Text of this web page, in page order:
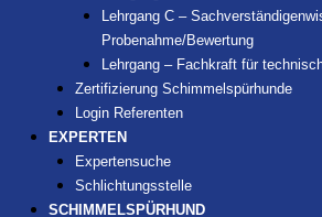
Lehrgang C –
Probenahme/Bewertung
Lehrgang – Fachkraft für
Zertifizierung Schimmelspürhunde
Login Referenten
EXPERTEN
Expertensuche
Schlichtungsstelle
SCHIMMELSPÜRHUND